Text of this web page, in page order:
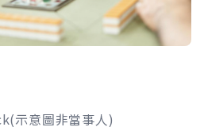
示意圖非當事人)